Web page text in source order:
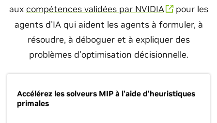
aux compétences validées par NVIDIA
pour les
agents d'IA qui aident les agents à formuler, à
résoudre, à déboguer et à expliquer des
problèmes d'optimisation décisionnelle.
Accélérez les solveurs MIP à l'aide d'heuristiques
primales